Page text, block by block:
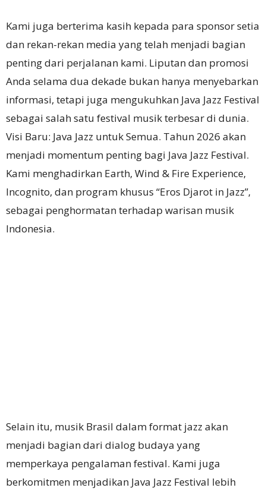
Kami juga berterima kasih kepada para sponsor setia
dan rekan-rekan media yang telah menjadi bagian
penting dari perjalanan kami. Liputan dan promosi
Anda selama dua dekade bukan hanya menyebarkan
informasi, tetapi juga mengukuhkan Java Jazz Festival
sebagai salah satu festival musik terbesar di dunia.
Visi Baru: Java Jazz untuk Semua. Tahun 2026 akan
menjadi momentum penting bagi Java Jazz Festival.
Kami menghadirkan Earth, Wind & Fire Experience,
Incognito, dan program khusus “Eros Djarot in Jazz”,
sebagai penghormatan terhadap warisan musik
Indonesia.
Selain itu, musik Brasil dalam format jazz akan
menjadi bagian dari dialog budaya yang
memperkaya pengalaman festival. Kami juga
berkomitmen menjadikan Java Jazz Festival lebih